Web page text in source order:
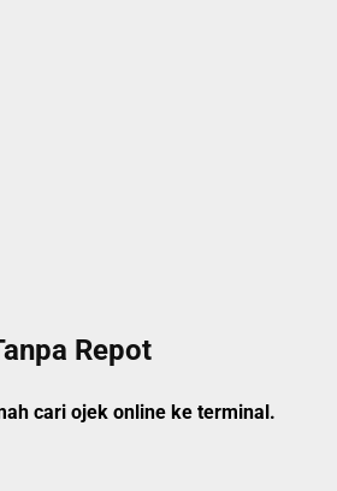
Repot
cari ojek online ke terminal.